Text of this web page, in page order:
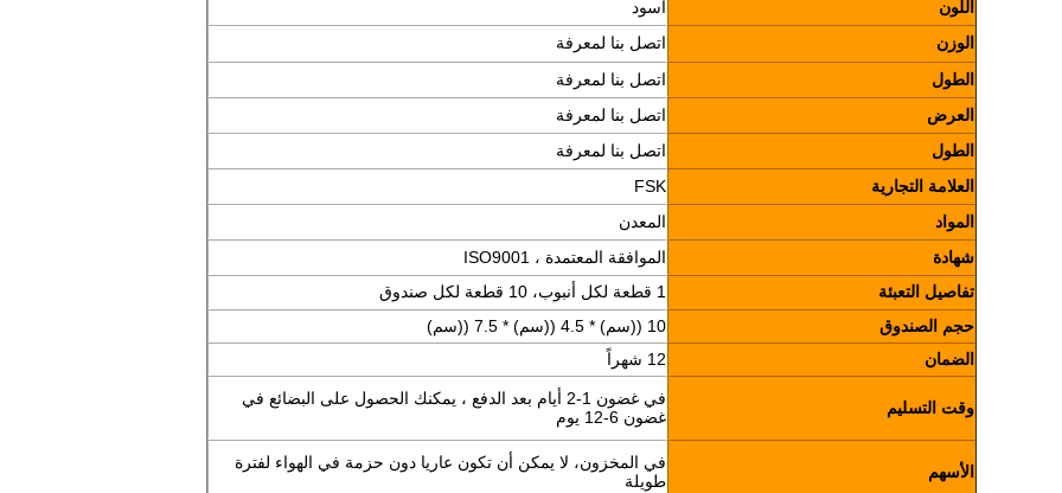
اللون
أسود
الوزن
اتصل بنا لمعرفة
الطول
اتصل بنا لمعرفة
العرض
اتصل بنا لمعرفة
الطول
اتصل بنا لمعرفة
العلامة التجارية
FSK
المواد
المعدن
شهادة
الموافقة المعتمدة ، ISO9001
تفاصيل التعبئة
1 قطعة لكل أنبوب، 10 قطعة لكل صندوق
حجم الصندوق
10 ((سم) * 4.5 ((سم) * 7.5 ((سم)
الضمان
12 شهراً
وقت التسليم
في غضون 1-2 أيام بعد الدفع ، يمكنك الحصول على البضائع في
غضون 6-12 يوم
الأسهم
في المخزون، لا يمكن أن تكون عاريا دون حزمة في الهواء لفترة
طويلة